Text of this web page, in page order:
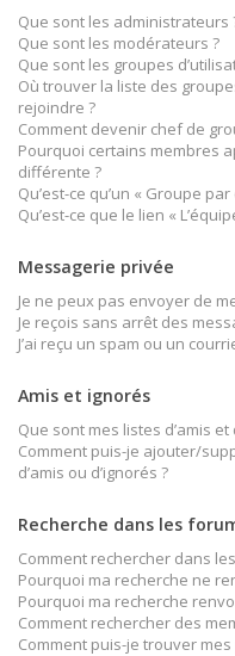
Que sont les administrateurs
Que sont les modérateurs ?
Que sont les groupes
Où trouver la liste des
rejoindre ?
Comment devenir chef de
Pourquoi certains membres
différente ?
Qu’est-ce qu’un « Groupe
Qu’est-ce que le lien «
Messagerie privée
Je ne peux pas envoyer de
Je reçois sans arrêt des
J’ai reçu un spam ou un
Amis et ignorés
Que sont mes listes d’amis et
Comment puis-je ajouter/
d’amis ou d’ignorés ?
Recherche dans les
Comment rechercher dans
Pourquoi ma recherche ne
Pourquoi ma recherche
Comment rechercher des
Comment puis-je trouver